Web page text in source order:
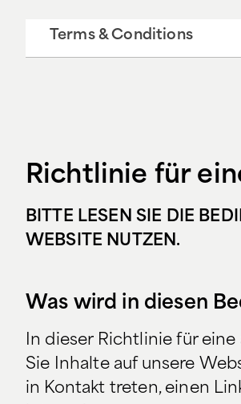
Terms & Conditions
Richtlinie für
BITTE LESEN SIE DIE
WEBSITE NUTZEN.
Was wird in diesen
In dieser Richtlinie für
Sie Inhalte auf unsere
in Kontakt treten, einen